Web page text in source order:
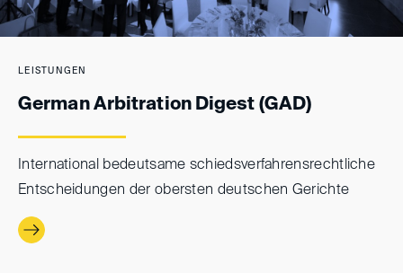
LEISTUNGEN
German Arbitration Digest (GAD)
International bedeutsame schieds­verfahrens­rechtliche
Entscheidungen der obersten deutschen Gerichte